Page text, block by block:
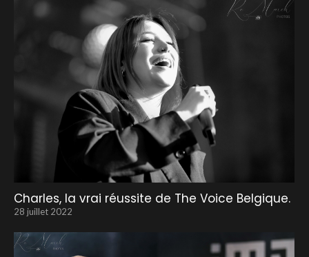
Charles, la vrai réussite de The Voice Belgique.
28 juillet 2022